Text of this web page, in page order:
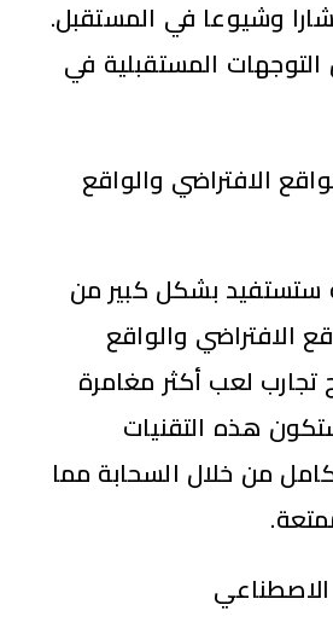
وشيوعا في المستقبل.
المستقبلية في
الافتراضي والواقع
ستستفيد بشكل كبير من
الافتراضي والواقع
تجارب لعب أكثر مغامرة
هذه التقنيات
من خلال السحابة مما